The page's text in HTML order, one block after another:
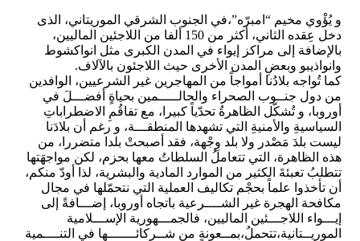
و يُؤْوي مخيم “امبرّه”،في الجنوب الشرقي الموريتاني، الذى
دخل عِقده الثاني، أكثر من 150 ألفا من اللاجئين الماليين،
بالإضافة إلى مراكز إيواء في المدن الكبرى مثل انواكشوط
وانواذيبو وبعضِ المدن الأخرى حيث اللاجئون بالآلاف.
كما تُواجه بلادُنا أمواجاً من المهاجرين غير الشرعيين، الوافدين
من دول جنــوب الصحراء والحالـــــمين بحياةٍ أفضـــلَ في
أوروبا، و تُشكّل الظاهرةُ تحدّياً كبيرا، مع تفاقُمِ الاضطراباتِ
السياسيةِ والأمنيةِ التي تشهدها المنطقـــة، و رغم أن بلادَنا
ليست بلدَ مَصْدر ولا بلد وِجْهة، فقد أصبحتْ بلدا متضررا، من
هذه الظاهرة، التي تتعاملُ السلطاتُ معها بحزم، لكن مواجهَتها
تتطلبُ تعبئةَ الكثير من الموارد المادية والبشرية، لذا أودّ منكم،
أن تأخذوا علماً بحجْم تكاليف العملية التي نتحمّلها في مجال
مكافحة الهجرة غير الشــــرعية باتجاه أوروبا، إضـــافةً إلى
إيـــواء اللاجـــئين الماليين، فالجمـــهورية الإســـلامية
الموريــتانية،تتحملُ،بمــعونةٍ من شــركائـــــــها في التنــــمية